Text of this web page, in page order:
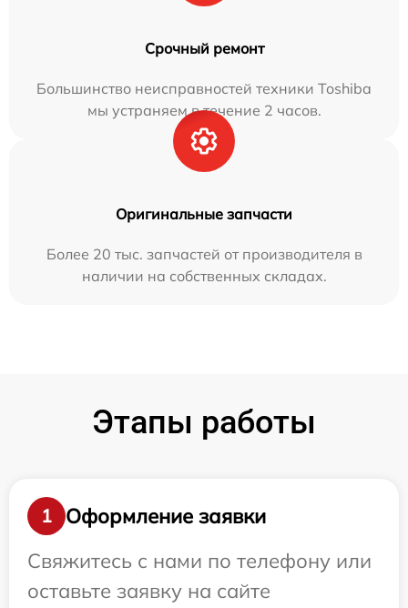
Срочный ремонт
Большинство неисправностей техники Toshiba
мы устраняем в течение 2 часов.
Оригинальные запчасти
Более 20 тыс. запчастей от производителя в
наличии на собственных складах.
Этапы работы
1
Оформление заявки
Свяжитесь с нами по телефону или
оставьте заявку на сайте